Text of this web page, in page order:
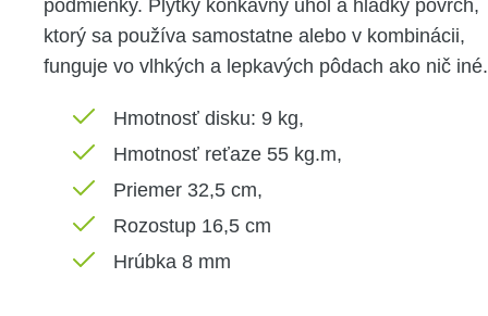
podmienky. Plytký konkávny uhol a hladký povrch,
ktorý sa používa samostatne alebo v kombinácii,
funguje vo vlhkých a lepkavých pôdach ako nič iné.
Hmotnosť disku: 9 kg,
Hmotnosť reťaze 55 kg.m,
Priemer 32,5 cm,
Rozostup 16,5 cm
Hrúbka 8 mm